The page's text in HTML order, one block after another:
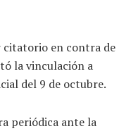
citatorio en contra de
la vinculación a
del 9 de octubre.
periódica ante la